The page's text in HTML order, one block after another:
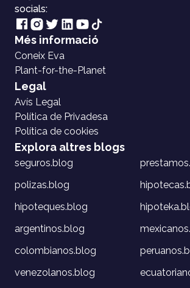
socials:
Més informació
Coneix Eva
Plant-for-the-Planet
Legal
Avís Legal
Política de Privadesa
Política de cookies
Explora altres blogs
seguros.blog
polizas.blog
hipoteques.blog
argentinos.blog
colombianos.blog
venezolanos.blog